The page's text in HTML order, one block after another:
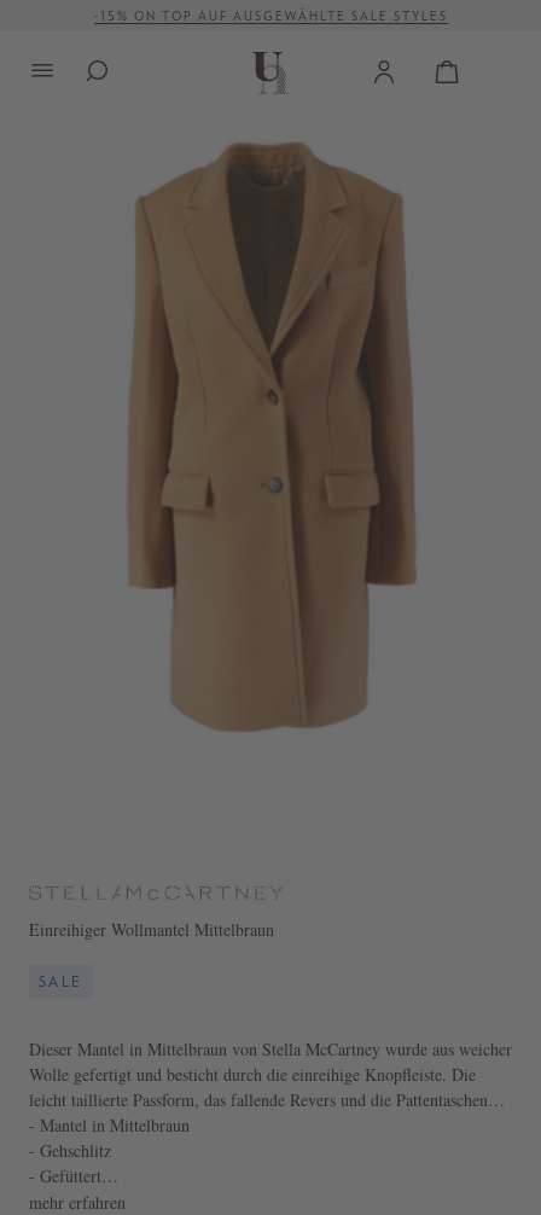
springen-15% ON TOP AUF AUSGEWÄHLTE SALE STYLES
Einreihiger Wollmantel Mittelbraun
SALE
Dieser Mantel in Mittelbraun von Stella McCartney wurde aus weicher
Wolle gefertigt und besticht durch die einreihige Knopfleiste. Die
leicht taillierte Passform, das fallende Revers und die Pattentaschen
zeichnen das komfortable Design aus. Der strukturierte Schnitt und die
geknöpften Ärmelabschlüsse vollendet das Modell.
- Mantel in Mittelbraun
- Gehschlitz
- Gefüttert
- Markante Schultern
mehr erfahren